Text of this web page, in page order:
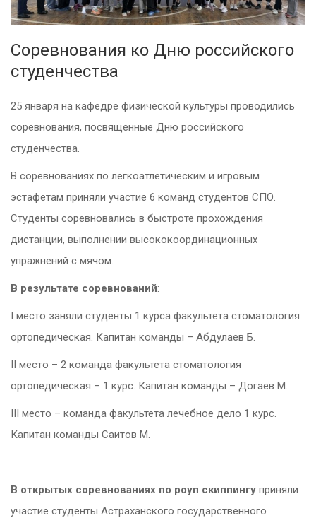
Соревнования ко Дню российского
студенчества
25 января на кафедре физической культуры проводились
соревнования, посвященные Дню российского
студенчества.
В соревнованиях по легкоатлетическим и игровым
эстафетам приняли участие 6 команд студентов СПО.
Студенты соревновались в быстроте прохождения
дистанции, выполнении высококоординационных
упражнений с мячом.
В результате соревнований:
I место заняли студенты 1 курса факультета стоматология
ортопедическая. Капитан команды – Абдулаев Б.
II место – 2 команда факультета стоматология
ортопедическая – 1 курс. Капитан команды – Догаев М.
III место – команда факультета лечебное дело 1 курс.
Капитан команды Саитов М.
В открытых соревнованиях по роуп скиппингу приняли
участие студенты Астраханского государственного